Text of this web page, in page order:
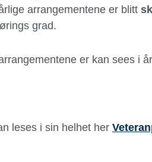
arrangementene er blitt
grad.
er kan sees i
leses i sin helhet her